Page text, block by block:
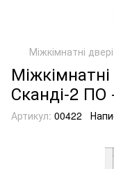
Міжкімнатні двері
Сканді-2 ПО
Артикул: 00422